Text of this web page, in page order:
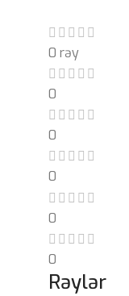
0 rəy
0
0
0
0
0
Rəylər